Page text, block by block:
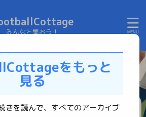
みんなと集おう！
をもっと
見る
きを読んで、すべてのアーカイブ